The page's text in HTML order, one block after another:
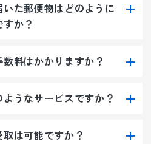
た郵便物はどのように
か？
料はかかりますか？
うなサービスですか？
は可能ですか？